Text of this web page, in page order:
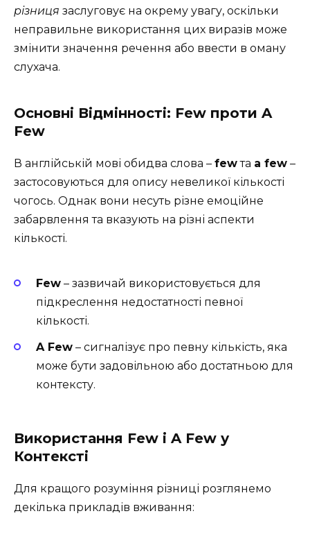
різниця заслуговує на окрему увагу, оскільки
неправильне використання цих виразів може
змінити значення речення або ввести в оману
слухача.
Основні Відмінності: Few проти A
Few
В англійській мові обидва слова – fewта a few –
застосовуються для опису невеликої кількості
чогось. Однак вони несуть різне емоційне
забарвлення та вказують на різні аспекти
кількості.
Few – зазвичай використовується для
підкреслення недостатності певної
кількості.
A Few – сигналізує про певну кількість, яка
може бути задовільною або достатньою для
контексту.
Використання Few і A Few у
Контексті
Для кращого розуміння різниці розглянемо
декілька прикладів вживання: